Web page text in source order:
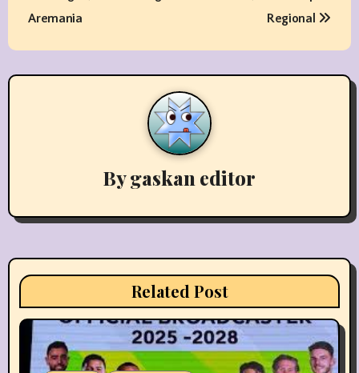
n
a
a
t
o
Aremania
Regional
Bygaskan editor
Related Post